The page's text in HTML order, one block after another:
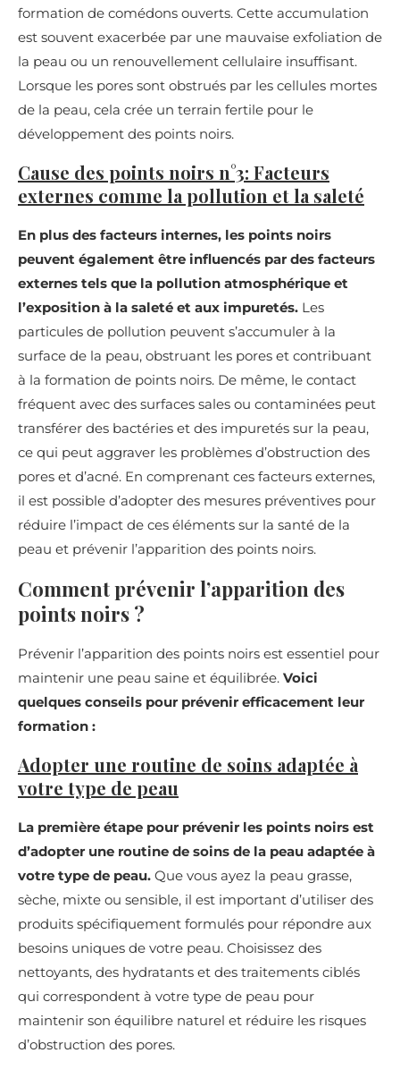
formation de comédons ouverts. Cette accumulation
est souvent exacerbée par une mauvaise exfoliation de
la peau ou un renouvellement cellulaire insuffisant.
Lorsque les pores sont obstrués par les cellules mortes
de la peau, cela crée un terrain fertile pour le
développement des points noirs.
Cause des points noirs n°3: Facteurs
externes comme la pollution et la saleté
En plus des facteurs internes, les points noirs
peuvent également être influencés par des facteurs
externes tels que la pollution atmosphérique et
l’exposition à la saleté et aux impuretés. Les
particules de pollution peuvent s’accumuler à la
surface de la peau, obstruant les pores et contribuant
à la formation de points noirs. De même, le contact
fréquent avec des surfaces sales ou contaminées peut
transférer des bactéries et des impuretés sur la peau,
ce qui peut aggraver les problèmes d’obstruction des
pores et d’acné. En comprenant ces facteurs externes,
il est possible d’adopter des mesures préventives pour
réduire l’impact de ces éléments sur la santé de la
peau et prévenir l’apparition des points noirs.
Comment prévenir l’apparition des
points noirs ?
Prévenir l’apparition des points noirs est essentiel pour
maintenir une peau saine et équilibrée. Voici
quelques conseils pour prévenir efficacement leur
formation :
Adopter une routine de soins adaptée à
votre type de peau
La première étape pour prévenir les points noirs est
d’adopter une routine de soins de la peau adaptée à
votre type de peau. Que vous ayez la peau grasse,
sèche, mixte ou sensible, il est important d’utiliser des
produits spécifiquement formulés pour répondre aux
besoins uniques de votre peau. Choisissez des
nettoyants, des hydratants et des traitements ciblés
qui correspondent à votre type de peau pour
maintenir son équilibre naturel et réduire les risques
d’obstruction des pores.